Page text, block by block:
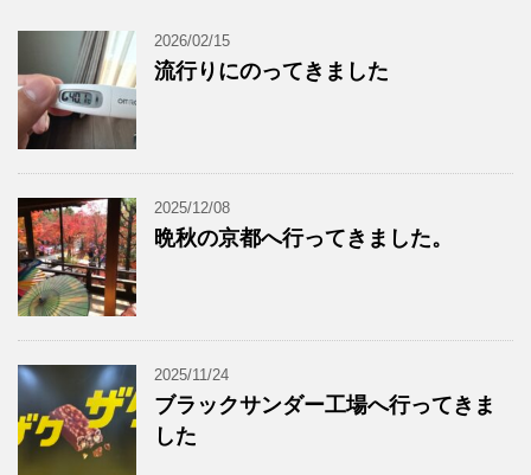
2026/02/15
流行りにのってきました
2025/12/08
晩秋の京都へ行ってきました。
2025/11/24
ブラックサンダー工場へ行ってきま
した